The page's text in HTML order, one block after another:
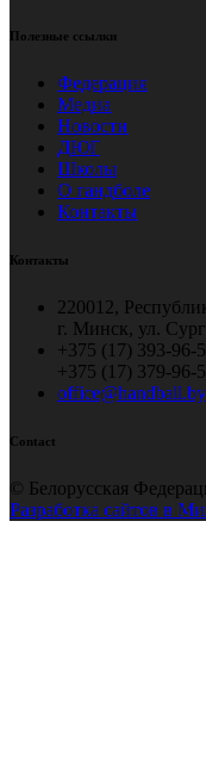
Полезные ссылки
Федерация
Медиа
Новости
ДЮГ
Школы
О гандболе
Контакты
Контакты
220012,
г. Минск, ул.
+375 (17) 393-96-
+375 (17) 379-96-
office@handball.by
Contact
© Белорусская
Разработка сайтов в